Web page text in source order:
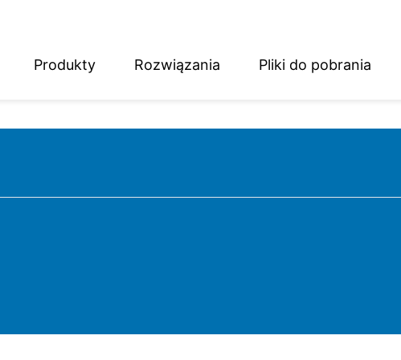
Produkty Rozwiązania Pliki do pobrania
Deutsch